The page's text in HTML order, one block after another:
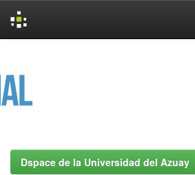
Dspace de la Universidad del Azuay